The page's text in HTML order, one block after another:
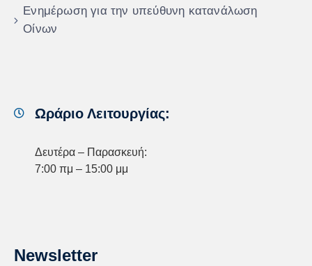
Ενημέρωση για την υπεύθυνη κατανάλωση
Οίνων
Ωράριο Λειτουργίας:
Δευτέρα – Παρασκευή:
7:00 πμ – 15:00 μμ
Newsletter